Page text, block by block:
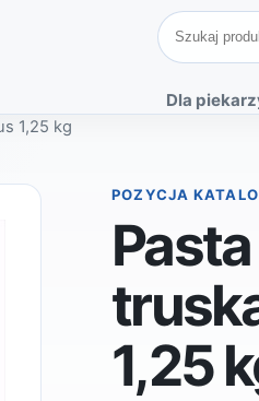
Szukaj
Dla
1,25 kg
POZYCJA
1,25